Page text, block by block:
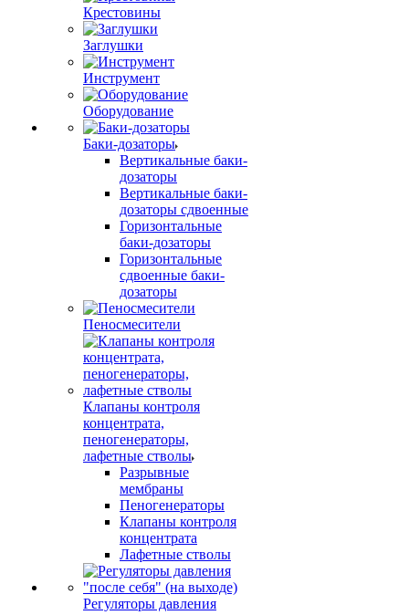
Крестовины
Заглушки
Инструмент
Оборудование
Баки-дозаторы
Вертикальные баки-
дозаторы
Вертикальные баки-
дозаторы сдвоенные
Горизонтальные
баки-дозаторы
Горизонтальные
сдвоенные баки-
дозаторы
Пеносмесители
Клапаны контроля
концентрата,
пеногенераторы,
лафетные стволы
Разрывные
мембраны
Пеногенераторы
Клапаны контроля
концентрата
Лафетные стволы
Регуляторы давления